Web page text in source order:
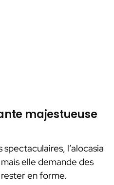
majestueuse
l’alocasia
elle demande des
en forme.